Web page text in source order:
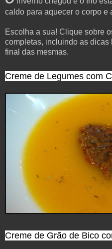
caldo para aquecer o corpo e
Escolha a sua! Clique sobre
completas, incluindo as dicas
final das mesmas.
Creme de Legumes com
Creme de Grão de Bico